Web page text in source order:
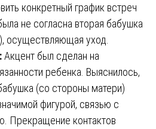
конкретный график встреч
не согласна вторая бабушка
осуществляющая уход.
Акцент был сделан на
ребенка. Выяснилось,
(со стороны матери)
фигурой, связью с
Прекращение контактов